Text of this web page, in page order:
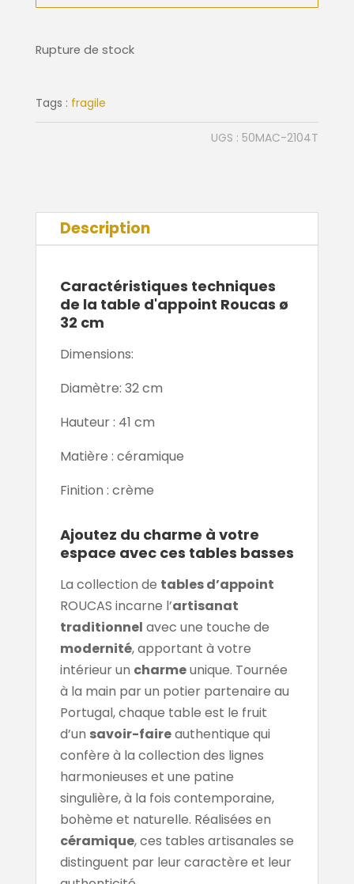
Rupture de stock
Tags : fragile
UGS : 50MAC-2104T
Description
Caractéristiques techniques
de la table d'appoint Roucas ø
32 cm
Dimensions:
Diamètre: 32 cm
Hauteur : 41 cm
Matière : céramique
Finition : crème
Ajoutez du charme à votre
espace avec ces tables basses
La collection de tables d’appoint
ROUCAS incarne l’artisanat
traditionnel avec une touche de
modernité, apportant à votre
intérieur un charmeunique. Tournée
à la main par un potier partenaire au
Portugal, chaque table est le fruit
d’un savoir-faireauthentique qui
confère à la collection des lignes
harmonieuses et une patine
singulière, à la fois contemporaine,
bohème et naturelle. Réalisées en
céramique, ces tables artisanales se
distinguent par leur caractère et leur